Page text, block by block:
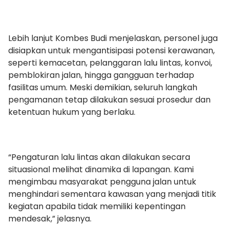
Lebih lanjut Kombes Budi menjelaskan, personel juga
disiapkan untuk mengantisipasi potensi kerawanan,
seperti kemacetan, pelanggaran lalu lintas, konvoi,
pemblokiran jalan, hingga gangguan terhadap
fasilitas umum. Meski demikian, seluruh langkah
pengamanan tetap dilakukan sesuai prosedur dan
ketentuan hukum yang berlaku.
“Pengaturan lalu lintas akan dilakukan secara
situasional melihat dinamika di lapangan. Kami
mengimbau masyarakat pengguna jalan untuk
menghindari sementara kawasan yang menjadi titik
kegiatan apabila tidak memiliki kepentingan
mendesak,” jelasnya.